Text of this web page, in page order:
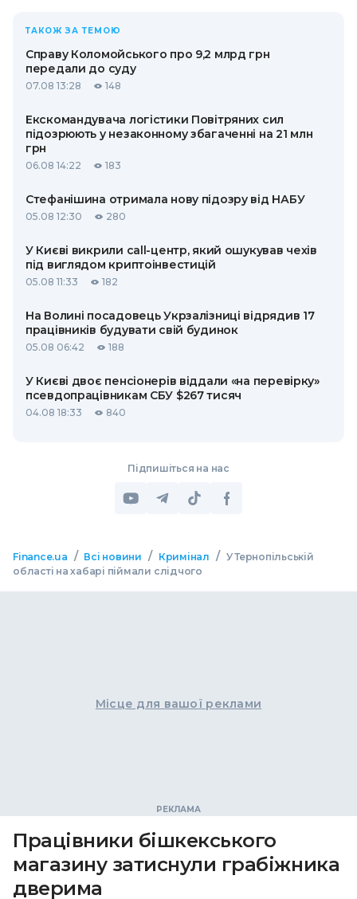
ТАКОЖ ЗА ТЕМОЮ
Справу Коломойського про 9,2 млрд грн
передали до суду
07.08 13:28 148
Екскомандувача логістики Повітряних сил
підозрюють у незаконному збагаченні на 21 млн
грн
06.08 14:22 183
Стефанішина отримала нову підозру від НАБУ
05.08 12:30 280
У Києві викрили call-центр, який ошукував чехів
під виглядом криптоінвестицій
05.08 11:33 182
На Волині посадовець Укрзалізниці відрядив 17
працівників будувати свій будинок
05.08 06:42 188
У Києві двоє пенсіонерів віддали «на перевірку»
псевдопрацівникам СБУ $267 тисяч
04.08 18:33 840
Підпишіться на нас
Finance.ua / Всі новини / Кримінал / У Тернопільській
області на хабарі піймали слідчого
Місце для вашої реклами
Працівники бішкекського
магазину затиснули грабіжника
дверима